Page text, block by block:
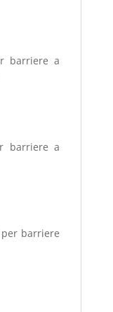
barriere a
barriere a
per barriere